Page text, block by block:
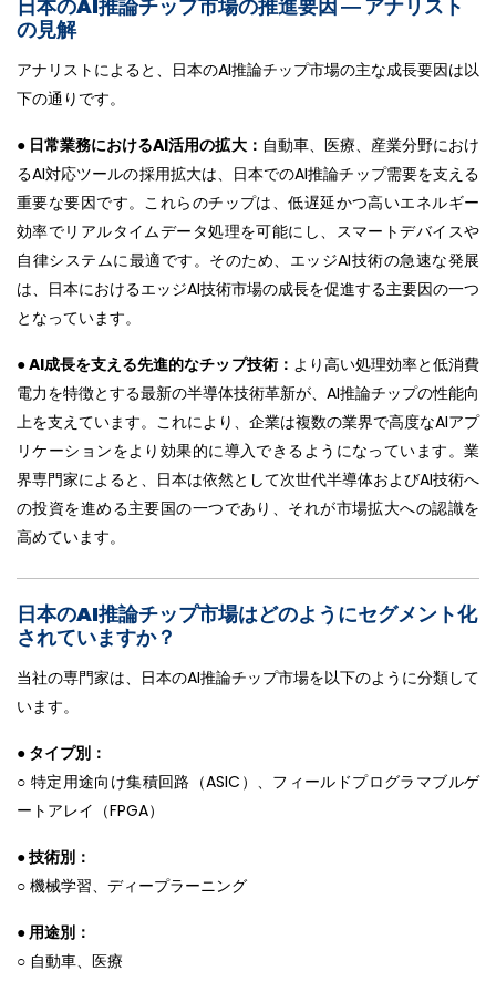
日本のAI推論チップ市場の推進要因 ― アナリスト
の見解
アナリストによると、日本のAI推論チップ市場の主な成長要因は以
下の通りです。
● 日常業務におけるAI活用の拡大： 自動車、医療、産業分野におけ
るAI対応ツールの採用拡大は、日本でのAI推論チップ需要を支える
重要な要因です。これらのチップは、低遅延かつ高いエネルギー
効率でリアルタイムデータ処理を可能にし、スマートデバイスや
自律システムに最適です。そのため、エッジAI技術の急速な発展
は、日本におけるエッジAI技術市場の成長を促進する主要因の一つ
となっています。
● AI成長を支える先進的なチップ技術： より高い処理効率と低消費
電力を特徴とする最新の半導体技術革新が、AI推論チップの性能向
上を支えています。これにより、企業は複数の業界で高度なAIアプ
リケーションをより効果的に導入できるようになっています。業
界専門家によると、日本は依然として次世代半導体およびAI技術へ
の投資を進める主要国の一つであり、それが市場拡大への認識を
高めています。
日本のAI推論チップ市場はどのようにセグメント化
されていますか？
当社の専門家は、日本のAI推論チップ市場を以下のように分類して
います。
● タイプ別：
○ 特定用途向け集積回路（ASIC）、フィールドプログラマブルゲ
ートアレイ（FPGA）
● 技術別：
○ 機械学習、ディープラーニング
● 用途別：
○ 自動車、医療